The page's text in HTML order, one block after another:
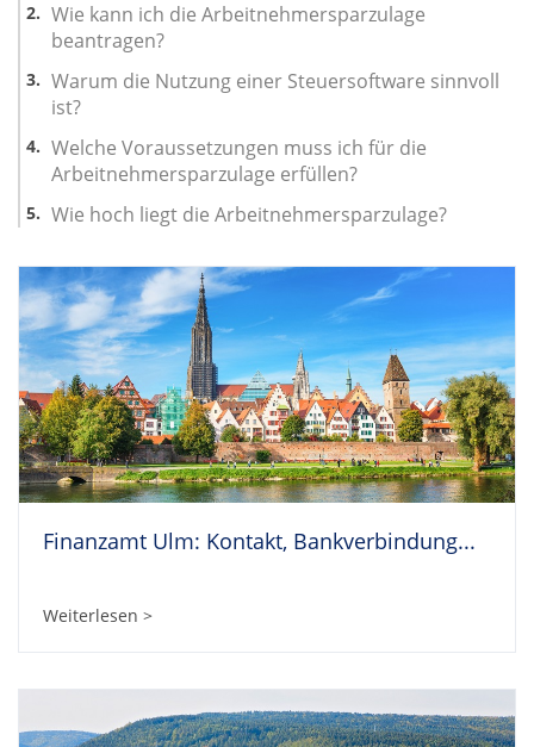
Wie kann ich die Arbeitnehmersparzulage
beantragen?
Warum die Nutzung einer Steuersoftware sinnvoll
ist?
Welche Voraussetzungen muss ich für die
Arbeitnehmersparzulage erfüllen?
Wie hoch liegt die Arbeitnehmersparzulage?
Finanzamt Ulm: Kontakt, Bankverbindung...
Weiterlesen >